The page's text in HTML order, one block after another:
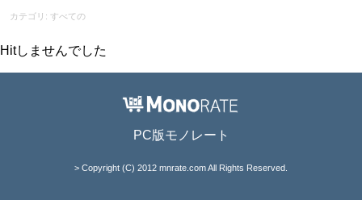
カテゴリ: すべての
Hitしませんでした
PC版モノレート
> Copyright (C) 2012 mnrate.com All Rights Reserved.